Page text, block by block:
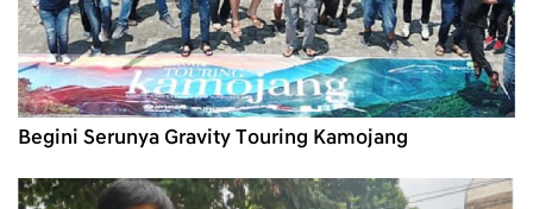
Begini Serunya Gravity Touring Kamojang